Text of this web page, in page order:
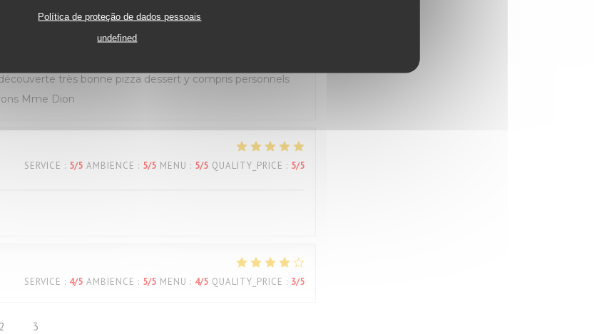
Política de proteção de dados pessoais
undefined
très bonne pizza dessert y compris personnels
Mme Dion
SERVICE : 5/5 AMBIENCE : 5/5 MENU : 5/5 QUALITY_PRICE : 5/5
SERVICE : 4/5 AMBIENCE : 5/5 MENU : 4/5 QUALITY_PRICE : 3/5
2 3